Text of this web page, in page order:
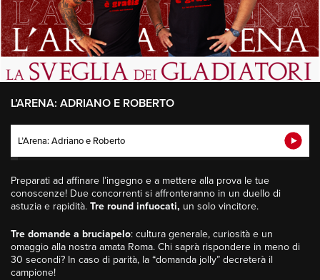
L’ARENA: ADRIANO E ROBERTO
L’Arena: Adriano e Roberto
Preparati ad affinare l’ingegno e a mettere alla prova le tue
conoscenze! Due concorrenti si affronteranno in un duello di
astuzia e rapidità. Tre round infuocati, un solo vincitore.
Tre domande a bruciapelo: cultura generale, curiosità e un
omaggio alla nostra amata Roma. Chi saprà rispondere in meno di
30 secondi? In caso di parità, la “domanda jolly” decreterà il
campione!